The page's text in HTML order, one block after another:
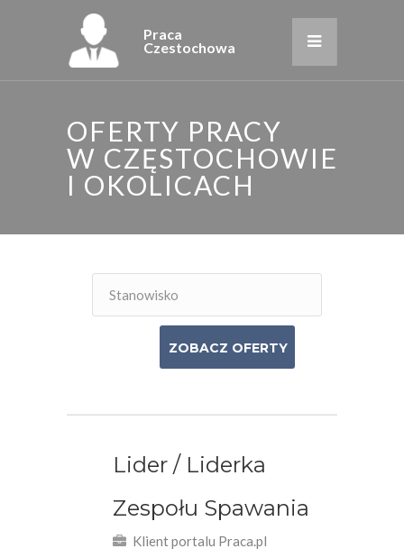
Praca
Czestochowa
OFERTY PRACY
W CZĘSTOCHOWIE
I OKOLICACH
Lider / Liderka
Zespołu Spawania
Klient portalu Praca.pl